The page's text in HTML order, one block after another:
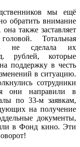
мы ещё
обратить внимание
она также заставляет
Тотальная
не сделала их
которые
поддержку в честь
в ситуацию.
сотрудники
они направили в
по 33-м заявкам,
на получение
документы,
в Фонд кино. Эти